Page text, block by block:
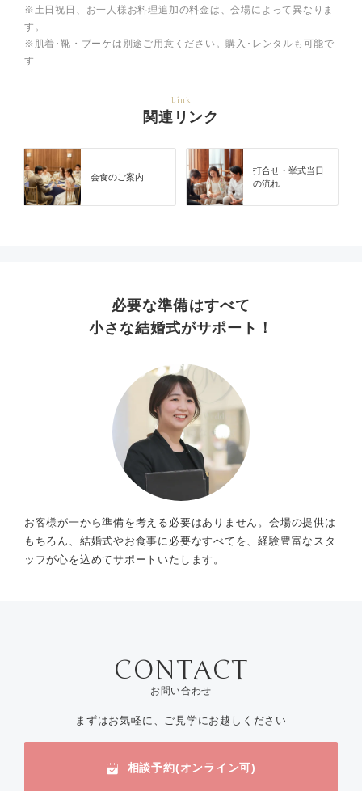
※土日祝日、お一人様お料理追加の料金は、会場によって異なりま
す。
※肌着･靴・ブーケは別途ご用意ください。購入･レンタルも可能で
す
Link
関連リンク
会食のご案内
打合せ・挙式当日
の流れ
必要な準備はすべて
小さな結婚式がサポート！
お客様が一から準備を考える必要はありません。会場の提供は
もちろん、結婚式やお食事に必要なすべてを、経験豊富なスタ
ッフが心を込めてサポートいたします。
お問い合わせ
まずはお気軽に、ご見学にお越しください
相談予約(オンライン可)